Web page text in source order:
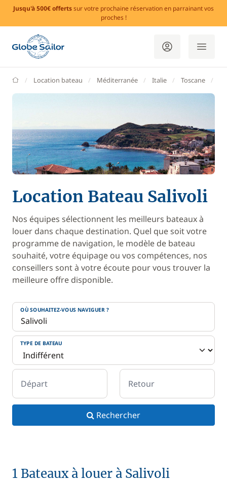
Jusqu'à 500€ offertssur votre prochaine réservation en parrainant vos
proches !
GlobeSailor
Location bateau Méditerranée Italie Toscane
Location Bateau Salivoli
Nos équipes sélectionnent les meilleurs bateaux à
louer dans chaque destination. Quel que soit votre
programme de navigation, le modèle de bateau
souhaité, votre équipage ou vos compétences, nos
conseillers sont à votre écoute pour vous trouver la
meilleure offre disponible.
OÙ SOUHAITEZ-VOUS NAVIGUER ?
TYPE DE BATEAU
Départ Retour
Rechercher
1 Bateaux à louer à Salivoli